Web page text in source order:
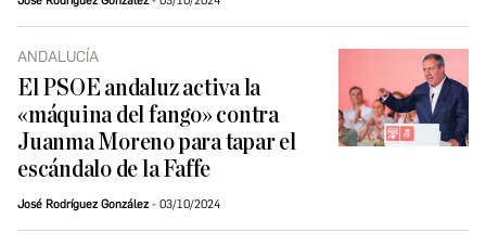
ANDALUCÍA
El PSOE andaluz activa la
«máquina del fango» contra
Juanma Moreno para tapar el
escándalo de la Faffe
José Rodríguez González 03/10/2024